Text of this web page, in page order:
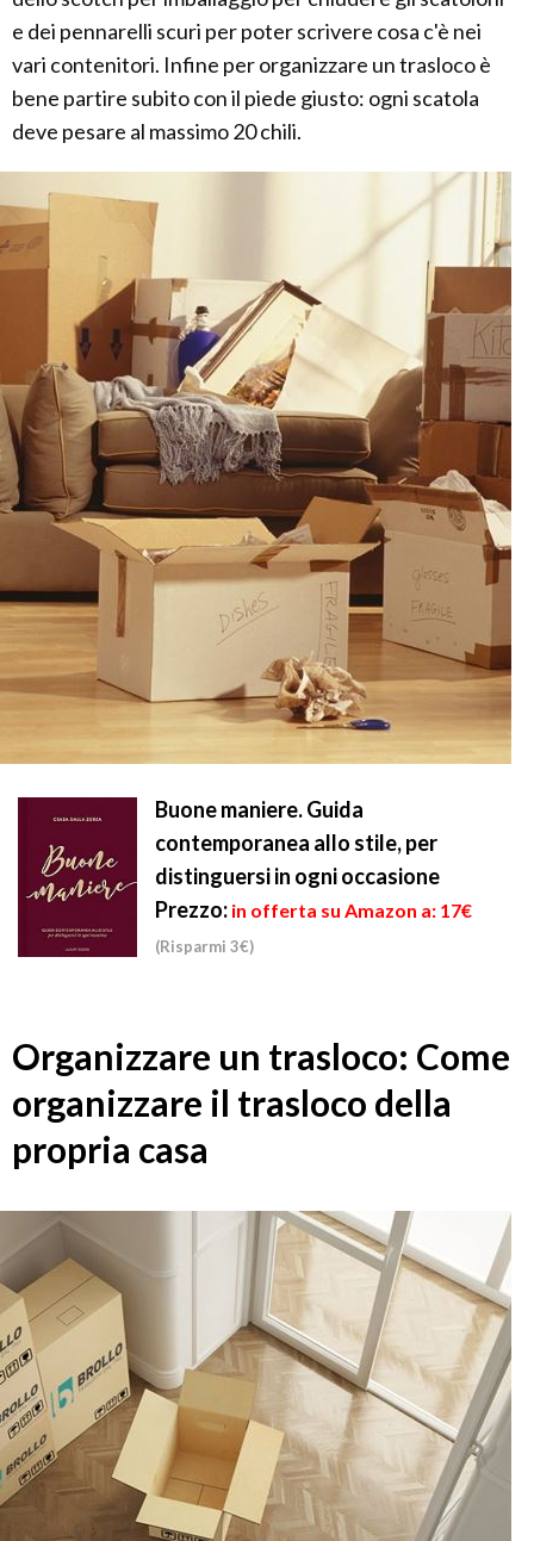
e dei pennarelli scuri per poter scrivere cosa c'è nei
vari contenitori. Infine per organizzare un trasloco è
bene partire subito con il piede giusto: ogni scatola
deve pesare al massimo 20 chili.
Buone maniere. Guida
contemporanea allo stile, per
distinguersi in ogni occasione
Prezzo: in offerta su Amazon a: 17€
(Risparmi 3€)
Organizzare un trasloco: Come
organizzare il trasloco della
propria casa